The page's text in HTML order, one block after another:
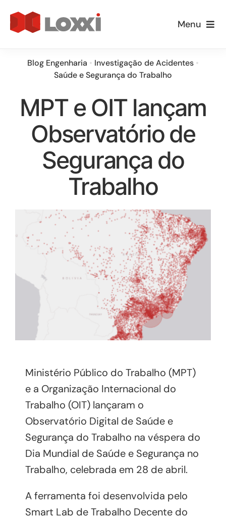
para
Menu
Especialidades
Loxxi Educa
Informativos
Blog
Blog Engenharia • Investigação de Acidentes •
Saúde e Segurança do Trabalho
MPT e OIT lançam
Observatório de
Segurança do
Trabalho
Ministério Público do Trabalho (MPT)
e a Organização Internacional do
Trabalho (OIT) lançaram o
Observatório Digital de Saúde e
Segurança do Trabalho na véspera do
Dia Mundial de Saúde e Segurança no
Trabalho, celebrada em 28 de abril.
A ferramenta foi desenvolvida pelo
Smart Lab de Trabalho Decente do